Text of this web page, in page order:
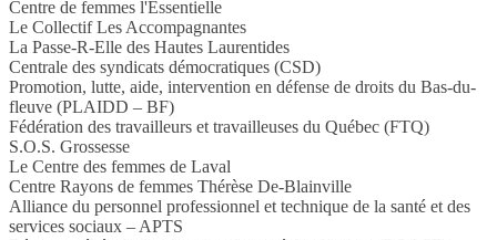
Centre de femmes l'Essentielle
Le Collectif Les Accompagnantes
La Passe-R-Elle des Hautes Laurentides
Centrale des syndicats démocratiques (CSD)
Promotion, lutte, aide, intervention en défense de droits du Bas-du-
fleuve (PLAIDD – BF)
Fédération des travailleurs et travailleuses du Québec (FTQ)
S.O.S. Grossesse
Le Centre des femmes de Laval
Centre Rayons de femmes Thérèse De-Blainville
Alliance du personnel professionnel et technique de la santé et des
services sociaux – APTS